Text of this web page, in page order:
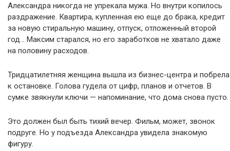
Александра никогда не упрекала мужа. Но внутри копилось
раздражение. Квартира, купленная ею еще до брака, кредит
за новую стиральную машину, отпуск, отложенный второй
год… Максим старался, но его заработков не хватало даже
на половину расходов.
Тридцатилетняя женщина вышла из бизнес-центра и побрела
к остановке. Голова гудела от цифр, планов и отчетов. В
сумке звякнули ключи — напоминание, что дома снова пусто.
Это должен был быть тихий вечер. Фильм, может, звонок
подруге. Но у подъезда Александра увидела знакомую
фигуру.